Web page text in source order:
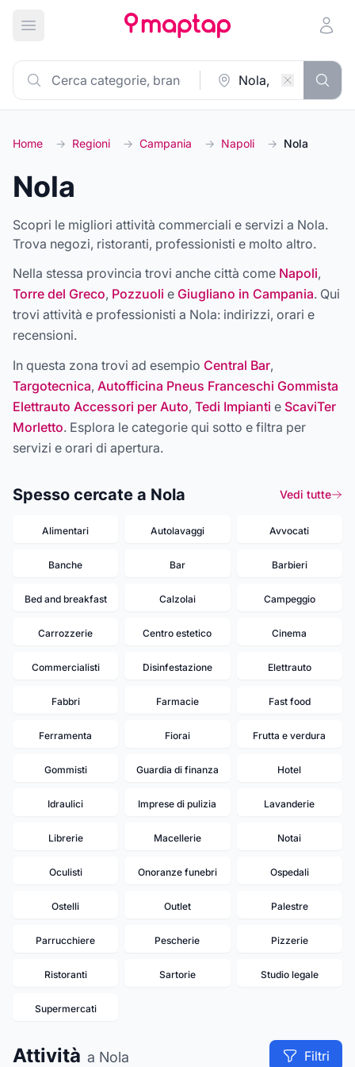
Apri menu principale
Home → Regioni → Campania → Napoli → Nola
Nola
Scopri le migliori attività commerciali e servizi a Nola.
Trova negozi, ristoranti, professionisti e molto altro.
Nella stessa provincia trovi anche città come Napoli,
Torre del Greco, Pozzuoli e Giugliano in Campania. Qui
trovi attività e professionisti a Nola: indirizzi, orari e
recensioni.
In questa zona trovi ad esempio Central Bar,
Targotecnica, Autofficina Pneus Franceschi Gommista
Elettrauto Accessori per Auto, Tedi Impianti e ScaviTer
Morletto. Esplora le categorie qui sotto e filtra per
servizi e orari di apertura.
Spesso cercate a Nola Vedi tutte
Alimentari Autolavaggi Avvocati
Banche Bar Barbieri
Bed and breakfast Calzolai Campeggio
Carrozzerie Centro estetico Cinema
Commercialisti Disinfestazione Elettrauto
Fabbri Farmacie Fast food
Ferramenta Fiorai Frutta e verdura
Gommisti Guardia di finanza Hotel
Idraulici Imprese di pulizia Lavanderie
Librerie Macellerie Notai
Oculisti Onoranze funebri Ospedali
Ostelli Outlet Palestre
Parrucchiere Pescherie Pizzerie
Ristoranti Sartorie Studio legale
Supermercati
Attività a Nola Filtri